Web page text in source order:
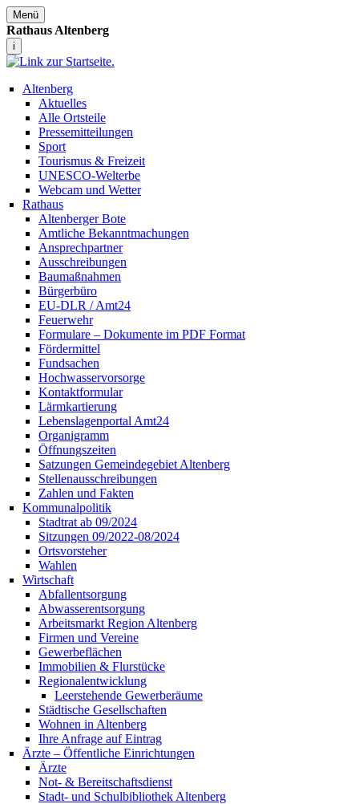
Menü
Rathaus Altenberg
i
Altenberg
Aktuelles
Alle Ortsteile
Pressemitteilungen
Sport
Tourismus & Freizeit
UNESCO-Welterbe
Webcam und Wetter
Rathaus
Altenberger Bote
Amtliche Bekanntmachungen
Ansprechpartner
Ausschreibungen
Baumaßnahmen
Bürgerbüro
EU-DLR / Amt24
Feuerwehr
Formulare – Dokumente im PDF Format
Fördermittel
Fundsachen
Hochwasservorsorge
Kontaktformular
Lärmkartierung
Lebenslagenportal Amt24
Organigramm
Öffnungszeiten
Satzungen Gemeindegebiet Altenberg
Stellenausschreibungen
Zahlen und Fakten
Kommunalpolitik
Stadtrat ab 09/2024
Sitzungen 09/2022-08/2024
Ortsvorsteher
Wahlen
Wirtschaft
Abfallentsorgung
Abwasserentsorgung
Arbeitsmarkt Region Altenberg
Firmen und Vereine
Gewerbeflächen
Immobilien & Flurstücke
Regionalentwicklung
Leerstehende Gewerberäume
Städtische Gesellschaften
Wohnen in Altenberg
Ihre Anfrage auf Eintrag
Ärzte – Öffentliche Einrichtungen
Ärzte
Not- & Bereitschaftsdienst
Stadt- und Schulbibliothek Altenberg